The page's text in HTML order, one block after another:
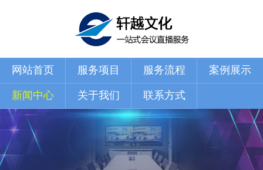
网站首页 服务项目 服务流程 案例展示
新闻中心 关于我们 联系方式